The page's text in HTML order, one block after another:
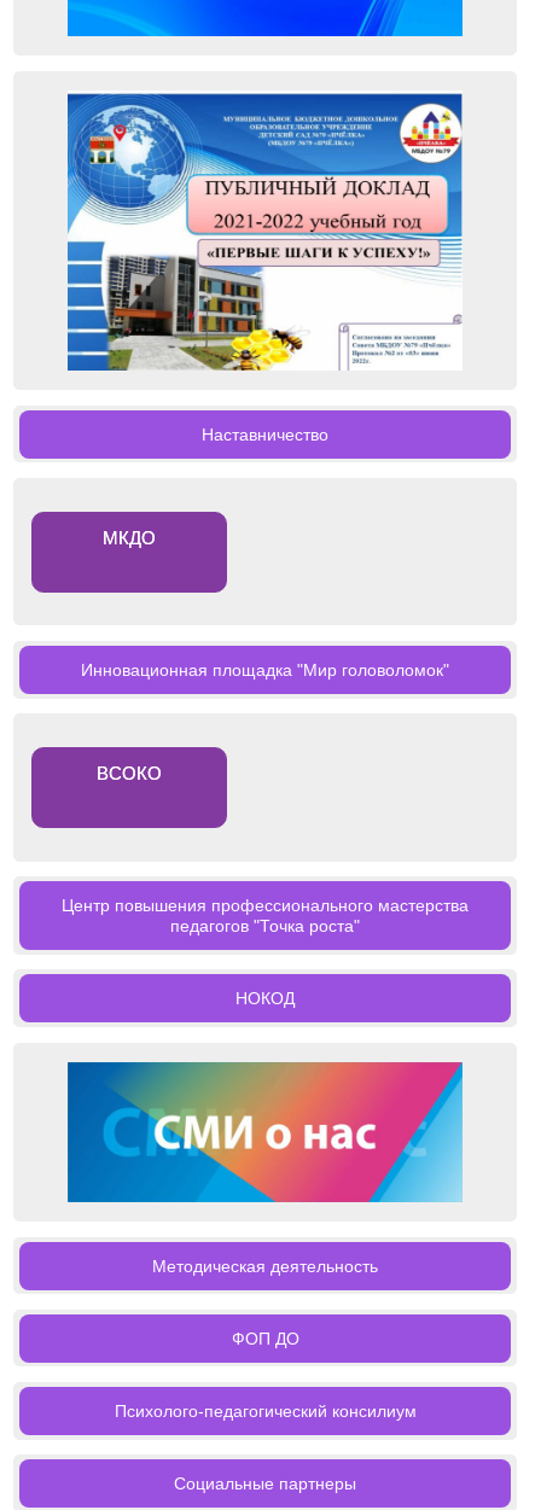
Наставничество
МКДО
Инновационная площадка "Мир головоломок"
ВСОКО
Центр повышения профессионального мастерства
педагогов "Точка роста"
НОКОД
Методическая деятельность
ФОП ДО
Психолого-педагогический консилиум
Социальные партнеры